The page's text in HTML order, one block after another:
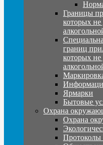
Границы
которых не
границ
которых не
Ярмарки
Бытовые
Охрана
Охрана
Протоколы